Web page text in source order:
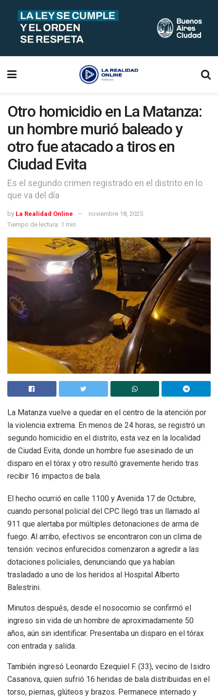
Otro homicidio en La Matanza:
un hombre murió baleado y
otro fue atacado a tiros en
Ciudad Evita
Es el segundo crimen registrado en el distrito en lo
que va del día
by La Realidad Online
noviembre 18, 2025
Tiempo de lectura: 1 min
La Matanza vuelve a quedar en el centro de la atención por
la violencia extrema. En menos de 24 horas, se registró un
segundo homicidio en el distrito, esta vez en la localidad
de Ciudad Evita, donde un hombre fue asesinado de un
disparo en el tórax y otro resultó gravemente herido tras
recibir 16 impactos de bala.
El hecho ocurrió en calle 1100 y Avenida 17 de Octubre,
cuando personal policial del CPC llegó tras un llamado al
911 que alertaba por múltiples detonaciones de arma de
fuego. Al arribo, efectivos se encontraron con un clima de
tensión: vecinos enfurecidos comenzaron a agredir a las
dotaciones policiales, denunciando que ya habían
trasladado a uno de los heridos al Hospital Alberto
Balestrini.
Minutos después, desde el nosocomio se confirmó el
ingreso sin vida de un hombre de aproximadamente 50
años, aún sin identificar. Presentaba un disparo en el tórax
con entrada y salida.
También ingresó Leonardo Ezequiel F. (33), vecino de Isidro
Casanova, quien sufrió 16 heridas de bala distribuidas en el
torso, piernas, glúteos y brazos. Permanece internado y